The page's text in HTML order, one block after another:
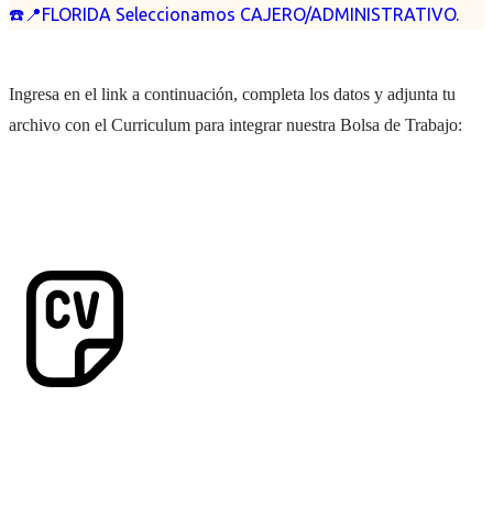
☎️📍FLORIDA Seleccionamos CAJERO/ADMINISTRATIVO.
Ingresa en el link a continuación, completa los datos y adjunta tu
archivo con el Curriculum para integrar nuestra Bolsa de Trabajo: